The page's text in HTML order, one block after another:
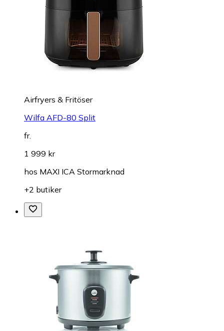
Airfryers & Fritöser
Wilfa AFD-80 Split
fr.
1 999 kr
hos MAXI ICA Stormarknad
+2 butiker